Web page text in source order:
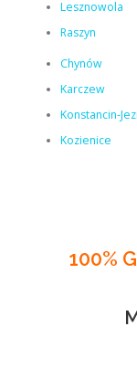
Lesznowola
Raszyn
Chynów
Karczew
Konstancin-
Kozienice
100%